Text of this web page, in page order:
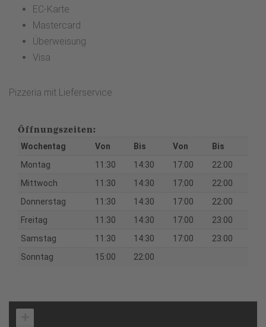
EC-Karte
Mastercard
Überweisung
Visa
Pizzeria mit Lieferservice
Öffnungszeiten:
Wochentag Von Bis Von
Bis
Montag
11:30 14:30 17:00
22:00
Mittwoch
11:30 14:30 17:00
22:00
Donnerstag
11:30 14:30 17:00
22:00
Freitag
11:30 14:30 17:00
23:00
Samstag
11:30 14:30 17:00
23:00
Sonntag
15:00 22:00